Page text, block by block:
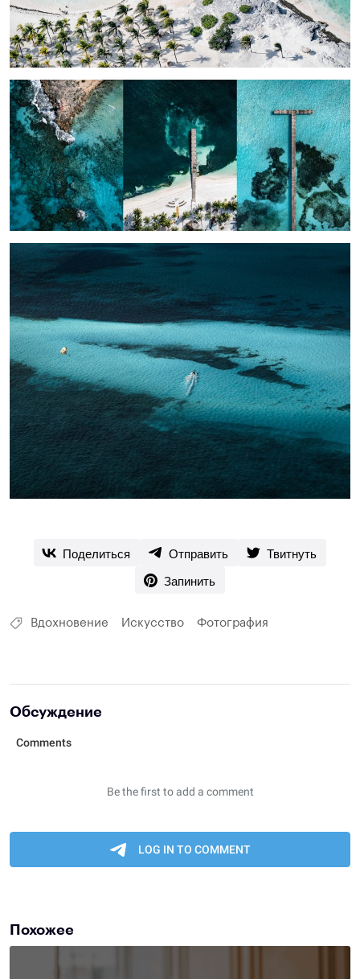
Поделиться Отправить
Твитнуть
Запинить
Вдохновение Искусство Фотография
Обсуждение
Похожее